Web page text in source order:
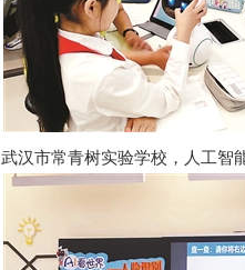
武汉市常青树实验学校，人工智